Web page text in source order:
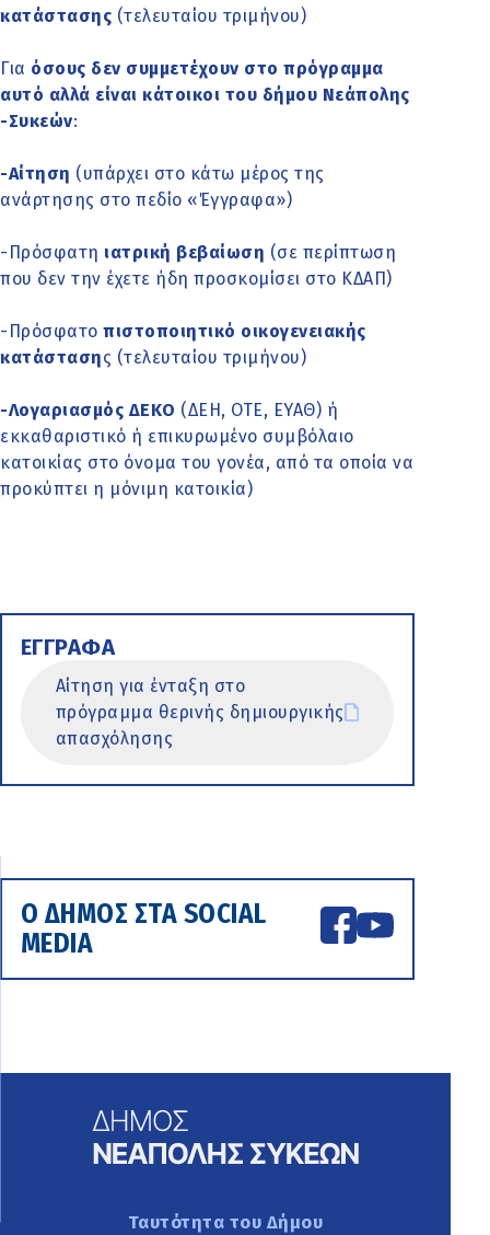
κατάστασης (τελευταίου τριμήνου)
Για όσους δεν συμμετέχουν στο πρόγραμμα
αυτό αλλά είναι κάτοικοι του δήμου Νεάπολης
-Συκεών:
-Αίτηση (υπάρχει στο κάτω μέρος της
ανάρτησης στο πεδίο «Έγγραφα»)
-Πρόσφατη ιατρική βεβαίωση (σε περίπτωση
που δεν την έχετε ήδη προσκομίσει στο ΚΔΑΠ)
-Πρόσφατο πιστοποιητικό οικογενειακής
κατάστασης (τελευταίου τριμήνου)
-Λογαριασμός ΔΕΚΟ (ΔΕΗ, ΟΤΕ, ΕΥΑΘ) ή
εκκαθαριστικό ή επικυρωμένο συμβόλαιο
κατοικίας στο όνομα του γονέα, από τα οποία να
προκύπτει η μόνιμη κατοικία)
ΕΓΓΡΑΦΑ
Αίτηση για ένταξη στο
πρόγραμμα θερινής δημιουργικής
απασχόλησης
Ο ΔΗΜΟΣ ΣΤΑ SOCIAL
MEDIA
Ταυτότητα του Δήμου